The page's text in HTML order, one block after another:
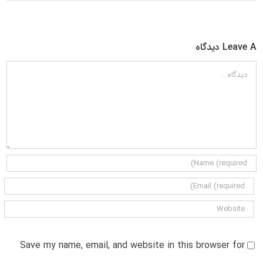
Leave A دیدگاه
دیدگاه
Save my name, email, and website in this browser for